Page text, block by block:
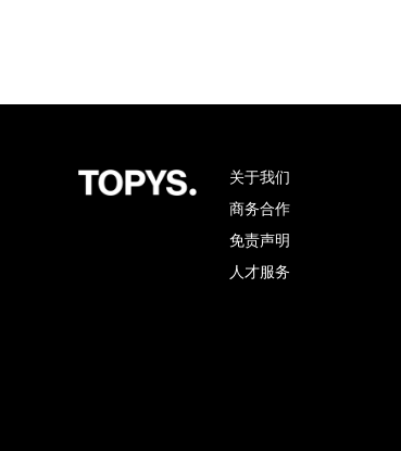
关于我们
商务合作
免责声明
人才服务